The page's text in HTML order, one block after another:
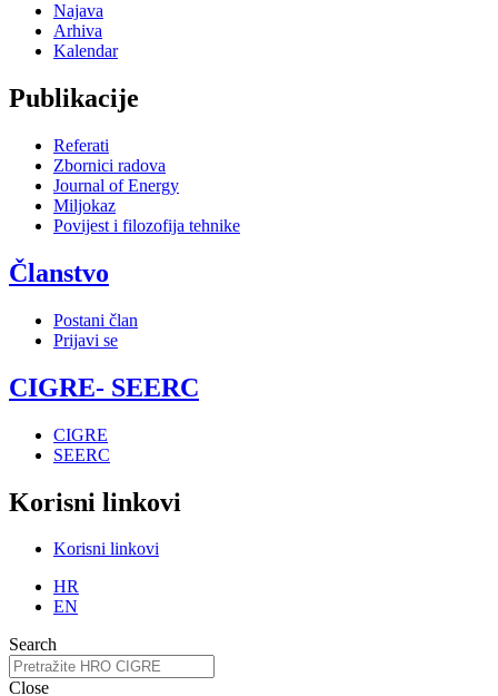
Najava
Arhiva
Kalendar
Publikacije
Referati
Zbornici radova
Journal of Energy
Miljokaz
Povijest i filozofija tehnike
Članstvo
Postani član
Prijavi se
CIGRE- SEERC
CIGRE
SEERC
Korisni linkovi
Korisni linkovi
HR
EN
Search
Close